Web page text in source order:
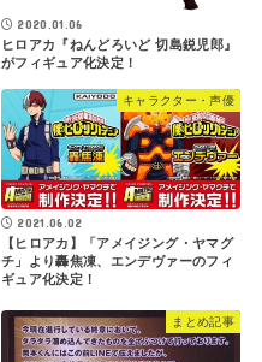
2020.01.06
ヒロアカ『ねんどろいど 切島鋭児郎』
がフィギュア化決定！
キャラクター・声優
2021.06.02
【ヒロアカ】「アメイジング・ヤマグ
チ」より轟焦凍、エンデヴァーのフィ
ギュア化決定！
まとめ記事